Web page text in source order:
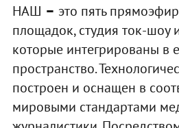
НАШ – это пять
площадок, студия ток-шоу
которые интегрированы в
пространство.
построен и оснащен в
мировыми стандартами